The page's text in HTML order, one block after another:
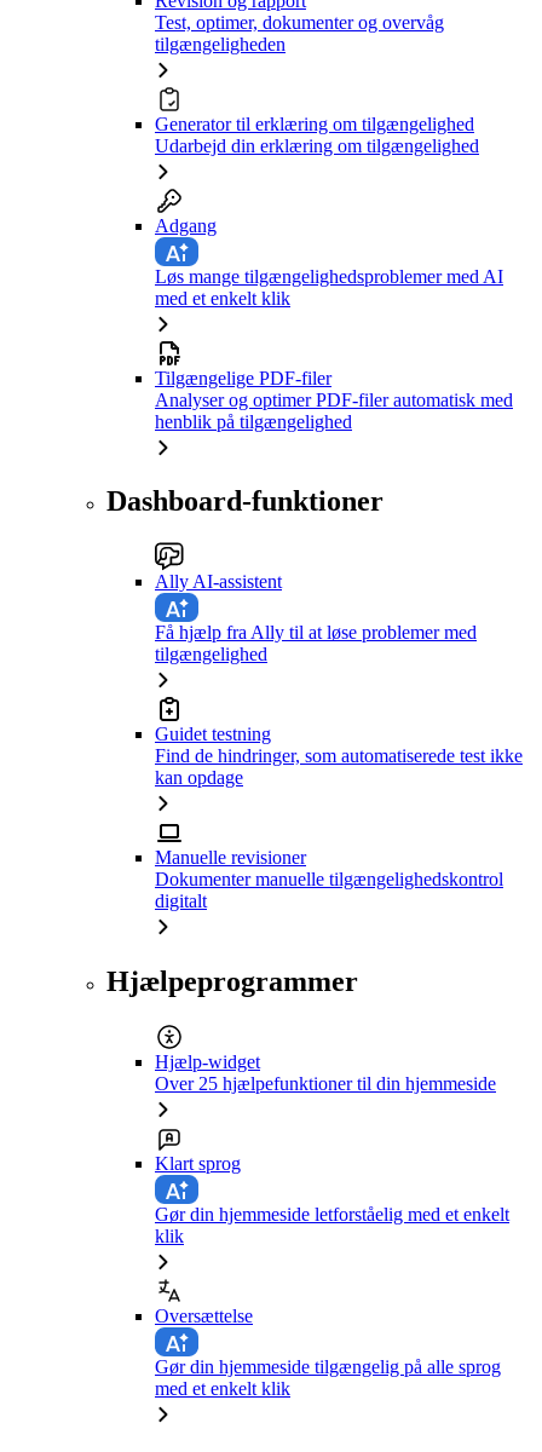
Test, optimer, dokumenter og overvåg
tilgængeligheden
Generator til erklæring om tilgængelighed
Udarbejd din erklæring om tilgængelighed
Adgang
Løs mange tilgængelighedsproblemer med AI
med et enkelt klik
Tilgængelige PDF-filer
Analyser og optimer PDF-filer automatisk med
henblik på tilgængelighed
Dashboard-funktioner
Ally AI-assistent
Få hjælp fra Ally til at løse problemer med
tilgængelighed
Guidet testning
Find de hindringer, som automatiserede test ikke
kan opdage
Manuelle revisioner
Dokumenter manuelle tilgængelighedskontrol
digitalt
Hjælpeprogrammer
Hjælp-widget
Over 25 hjælpefunktioner til din hjemmeside
Klart sprog
Gør din hjemmeside letforståelig med et enkelt
klik
Oversættelse
Gør din hjemmeside tilgængelig på alle sprog
med et enkelt klik